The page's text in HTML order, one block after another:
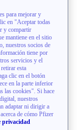
a
para mejorar y
en "Aceptar todas
y compartir
mantiene en el sitio
nuestros socios de
tiene por
servicios y el
esta
clic en el botón
en la parte inferior
las cookies". Si hace
nuestros
adaptar ni dirigir a
de cómo Pfizer
privacidad